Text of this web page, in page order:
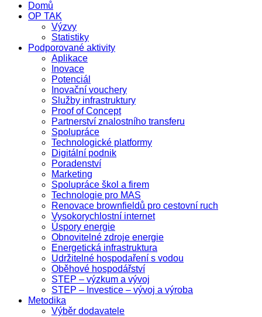
Domů
OP TAK
Výzvy
Statistiky
Podporované aktivity
Aplikace
Inovace
Potenciál
Inovační vouchery
Služby infrastruktury
Proof of Concept
Partnerství znalostního transferu
Spolupráce
Technologické platformy
Digitální podnik
Poradenství
Marketing
Spolupráce škol a firem
Technologie pro MAS
Renovace brownfieldů pro cestovní ruch
Vysokorychlostní internet
Úspory energie
Obnovitelné zdroje energie
Energetická infrastruktura
Udržitelné hospodaření s vodou
Oběhové hospodářství
STEP – výzkum a vývoj
STEP – Investice – vývoj a výroba
Metodika
Výběr dodavatele